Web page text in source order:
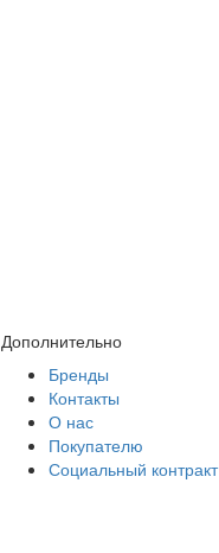
Дополнительно
Бренды
Контакты
О нас
Покупателю
Социальный контракт